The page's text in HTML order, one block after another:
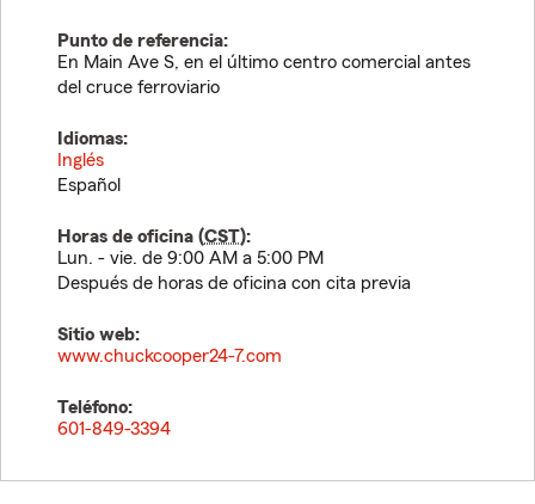
Punto de referencia:
En Main Ave S, en el último centro comercial antes
del cruce ferroviario
Idiomas:
Inglés
Español
Horas de oficina (CST):
Lun. - vie. de 9:00 AM a 5:00 PM
Después de horas de oficina con cita previa
Sitio web:
www.chuckcooper24-7.com
Teléfono:
601-849-3394